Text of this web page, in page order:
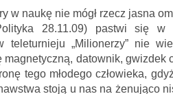
w naukę nie mógł rzecz jasna
28.11.09) pastwi się
teleturnieju „Milionerzy” nie
magnetyczną, datownik, gwizdek
tego młodego człowieka,
stoją u nas na żenująco